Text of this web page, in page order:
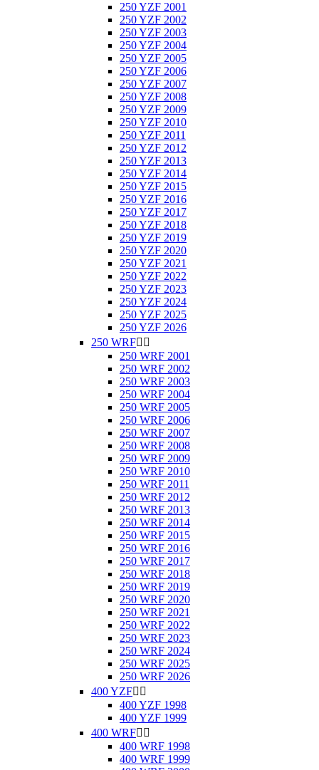
250 YZF 2001
250 YZF 2002
250 YZF 2003
250 YZF 2004
250 YZF 2005
250 YZF 2006
250 YZF 2007
250 YZF 2008
250 YZF 2009
250 YZF 2010
250 YZF 2011
250 YZF 2012
250 YZF 2013
250 YZF 2014
250 YZF 2015
250 YZF 2016
250 YZF 2017
250 YZF 2018
250 YZF 2019
250 YZF 2020
250 YZF 2021
250 YZF 2022
250 YZF 2023
250 YZF 2024
250 YZF 2025
250 YZF 2026
250 WRF 
250 WRF 2001
250 WRF 2002
250 WRF 2003
250 WRF 2004
250 WRF 2005
250 WRF 2006
250 WRF 2007
250 WRF 2008
250 WRF 2009
250 WRF 2010
250 WRF 2011
250 WRF 2012
250 WRF 2013
250 WRF 2014
250 WRF 2015
250 WRF 2016
250 WRF 2017
250 WRF 2018
250 WRF 2019
250 WRF 2020
250 WRF 2021
250 WRF 2022
250 WRF 2023
250 WRF 2024
250 WRF 2025
250 WRF 2026
400 YZF 
400 YZF 1998
400 YZF 1999
400 WRF 
400 WRF 1998
400 WRF 1999